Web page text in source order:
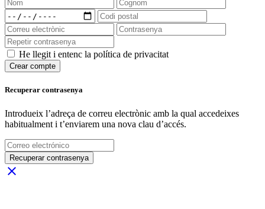
He llegit i entenc la política de privacitat
Crear compte
Recuperar contrasenya
Introdueix l’adreça de correu electrònic amb la qual accedeixes
habitualment i t’enviarem una nova clau d’accés.
Recuperar contrasenya
close